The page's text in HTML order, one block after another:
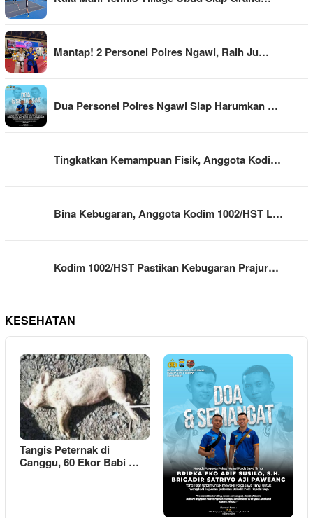
Mantap! 2 Personel Polres Ngawi, Raih Ju…
Dua Personel Polres Ngawi Siap Harumkan …
Tingkatkan Kemampuan Fisik, Anggota Kodi…
Bina Kebugaran, Anggota Kodim 1002/HST L…
Kodim 1002/HST Pastikan Kebugaran Prajur…
KESEHATAN
Tangis Peternak di
Canggu, 60 Ekor Babi …